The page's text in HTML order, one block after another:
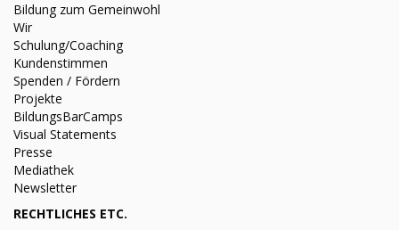
Bildung zum Gemeinwohl
Wir
Schulung/Coaching
Kundenstimmen
Spenden / Fördern
Projekte
BildungsBarCamps
Visual Statements
Presse
Mediathek
Newsletter
RECHTLICHES ETC.